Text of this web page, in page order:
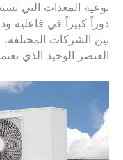
نوعية المعدات التي
دوراً كبيراً في فاعلية
بين الشركات
العنصر الوحيد الذي